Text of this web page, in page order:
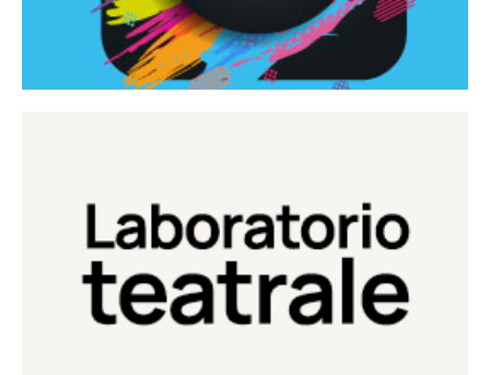
Laboratorio Teatrale
Laboratorio di teatro del Teatro Eduardo de Filippo
Continua